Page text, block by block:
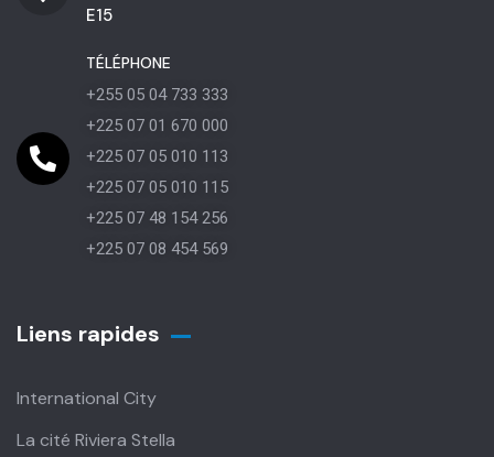
E15
TÉLÉPHONE
+255 05 04 733 333
+225 07 01 670 000
+225 07 05 010 113
+225 07 05 010 115
+225 07 48 154 256
+225 07 08 454 569
Liens rapides
International City
La cité Riviera Stella